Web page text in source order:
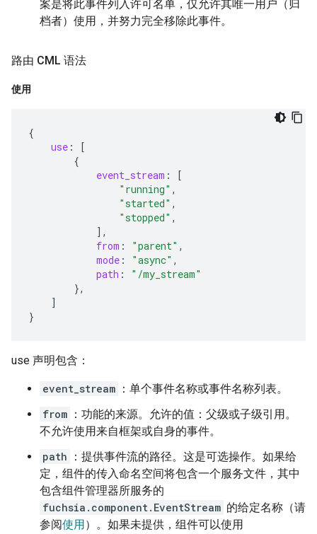
案是将此事件列入许可名单，仅允许其唯一用户（归
档者）使用，并努力完全移除此事件。
路由 CML 语法
使用
{
use :
[
{
event_stream :
[
"running" ,
"started" ,
"stopped" ,
],
from : "parent" ,
mode : "async" ,
path :
"/my_stream"
},
]
}
use 声明包含：
event_stream ：单个事件名称或事件名称列表。
from ：功能的来源。允许的值：父级或子级引用。
不允许使用来自框架或自身的事件。
path
：提供事件流的路径。这是可选操作。如果给
定，组件的传入命名空间将包含一个服务文件，其中
包含组件管理器所服务的
fuchsia.component.EventStream 的给定名称（请
参阅使用 ）。如果未提供，组件可以使用